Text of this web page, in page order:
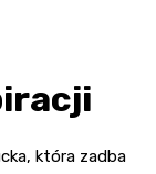
która zadba